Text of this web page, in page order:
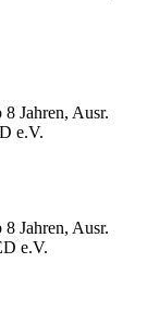
Jahren, Ausr.
e.V.
Jahren, Ausr.
e.V.